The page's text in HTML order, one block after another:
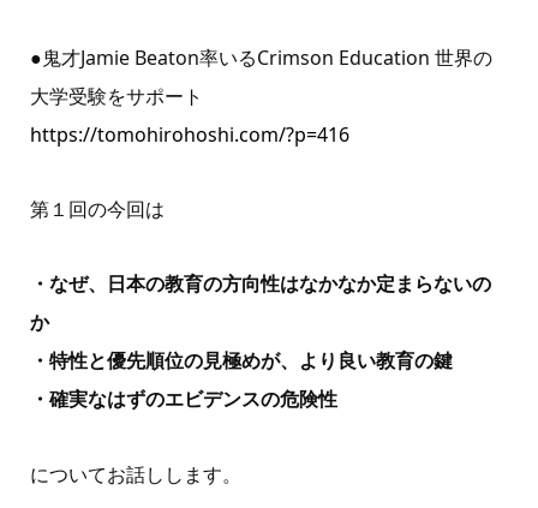
●鬼才Jamie Beaton率いるCrimson Education 世界の
大学受験をサポート
https://tomohirohoshi.com/?p=416
第１回の今回は
・なぜ、日本の教育の方向性はなかなか定まらないの
か
・特性と優先順位の見極めが、より良い教育の鍵
・確実なはずのエビデンスの危険性
についてお話しします。